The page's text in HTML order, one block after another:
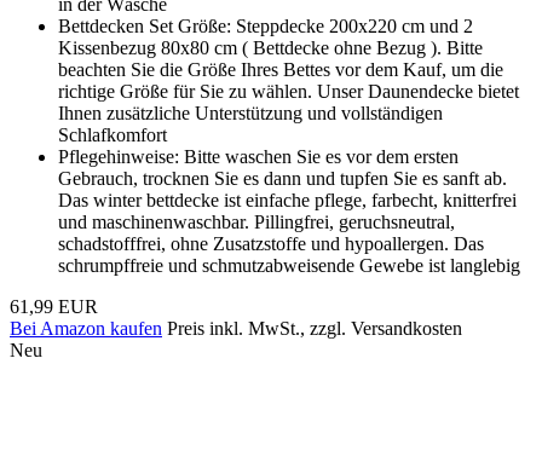
Bettdecken Set Größe: Steppdecke 200x220 cm und 2
Kissenbezug 80x80 cm ( Bettdecke ohne Bezug ). Bitte
beachten Sie die Größe Ihres Bettes vor dem Kauf, um die
richtige Größe für Sie zu wählen. Unser Daunendecke bietet
Ihnen zusätzliche Unterstützung und vollständigen
Schlafkomfort
Pflegehinweise: Bitte waschen Sie es vor dem ersten
Gebrauch, trocknen Sie es dann und tupfen Sie es sanft ab.
Das winter bettdecke ist einfache pflege, farbecht, knitterfrei
und maschinenwaschbar. Pillingfrei, geruchsneutral,
schadstofffrei, ohne Zusatzstoffe und hypoallergen. Das
schrumpffreie und schmutzabweisende Gewebe ist langlebig
61,99 EUR
Bei Amazon kaufen Preis inkl. MwSt., zzgl. Versandkosten
Neu